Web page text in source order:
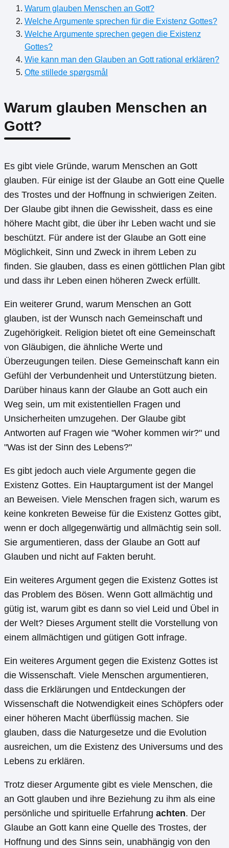
Warum glauben Menschen an Gott?
Welche Argumente sprechen für die Existenz Gottes?
Welche Argumente sprechen gegen die Existenz
Gottes?
Wie kann man den Glauben an Gott rational erklären?
Ofte stillede spørgsmål
Warum glauben Menschen an
Gott?
Es gibt viele Gründe, warum Menschen an Gott
glauben. Für einige ist der Glaube an Gott eine Quelle
des Trostes und der Hoffnung in schwierigen Zeiten.
Der Glaube gibt ihnen die Gewissheit, dass es eine
höhere Macht gibt, die über ihr Leben wacht und sie
beschützt. Für andere ist der Glaube an Gott eine
Möglichkeit, Sinn und Zweck in ihrem Leben zu
finden. Sie glauben, dass es einen göttlichen Plan gibt
und dass ihr Leben einen höheren Zweck erfüllt.
Ein weiterer Grund, warum Menschen an Gott
glauben, ist der Wunsch nach Gemeinschaft und
Zugehörigkeit. Religion bietet oft eine Gemeinschaft
von Gläubigen, die ähnliche Werte und
Überzeugungen teilen. Diese Gemeinschaft kann ein
Gefühl der Verbundenheit und Unterstützung bieten.
Darüber hinaus kann der Glaube an Gott auch ein
Weg sein, um mit existentiellen Fragen und
Unsicherheiten umzugehen. Der Glaube gibt
Antworten auf Fragen wie "Woher kommen wir?" und
"Was ist der Sinn des Lebens?"
Es gibt jedoch auch viele Argumente gegen die
Existenz Gottes. Ein Hauptargument ist der Mangel
an Beweisen. Viele Menschen fragen sich, warum es
keine konkreten Beweise für die Existenz Gottes gibt,
wenn er doch allgegenwärtig und allmächtig sein soll.
Sie argumentieren, dass der Glaube an Gott auf
Glauben und nicht auf Fakten beruht.
Ein weiteres Argument gegen die Existenz Gottes ist
das Problem des Bösen. Wenn Gott allmächtig und
gütig ist, warum gibt es dann so viel Leid und Übel in
der Welt? Dieses Argument stellt die Vorstellung von
einem allmächtigen und gütigen Gott infrage.
Ein weiteres Argument gegen die Existenz Gottes ist
die Wissenschaft. Viele Menschen argumentieren,
dass die Erklärungen und Entdeckungen der
Wissenschaft die Notwendigkeit eines Schöpfers oder
einer höheren Macht überflüssig machen. Sie
glauben, dass die Naturgesetze und die Evolution
ausreichen, um die Existenz des Universums und des
Lebens zu erklären.
Trotz dieser Argumente gibt es viele Menschen, die
an Gott glauben und ihre Beziehung zu ihm als eine
persönliche und spirituelle Erfahrung achten. Der
Glaube an Gott kann eine Quelle des Trostes, der
Hoffnung und des Sinns sein, unabhängig von den